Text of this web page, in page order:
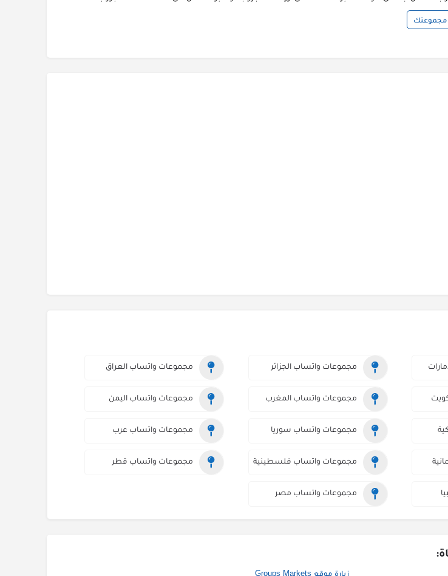
مجموعات واتساب الجزائر مجموعات واتساب العراق
مجموعات واتساب المغرب مجموعات واتساب اليمن
مجموعات واتساب سوريا مجموعات واتساب عرب
مجموعات واتساب فلسطينية مجموعات واتساب قطر
مجموعات واتساب مصر